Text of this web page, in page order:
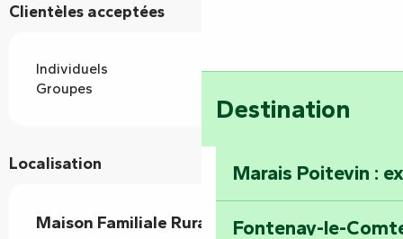
Destination
Marais Poitevin :
Fontenay-le-
Clientèles acceptées
Individuels
Groupes
Localisation
Maison Familiale Rurale de Mouilleron